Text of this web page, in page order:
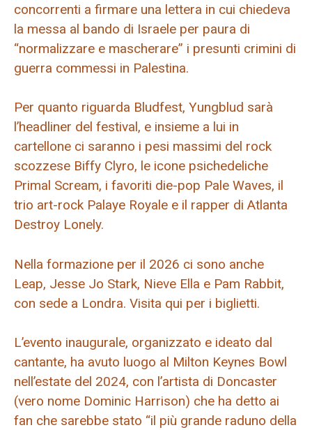
concorrenti a firmare una lettera in cui chiedeva
la messa al bando di Israele per paura di
“normalizzare e mascherare” i presunti crimini di
guerra commessi in Palestina.
Per quanto riguarda Bludfest, Yungblud sarà
l’headliner del festival, e insieme a lui in
cartellone ci saranno i pesi massimi del rock
scozzese Biffy Clyro, le icone psichedeliche
Primal Scream, i favoriti die-pop Pale Waves, il
trio art-rock Palaye Royale e il rapper di Atlanta
Destroy Lonely.
Nella formazione per il 2026 ci sono anche
Leap, Jesse Jo Stark, Nieve Ella e Pam Rabbit,
con sede a Londra. Visita qui per i biglietti.
L’evento inaugurale, organizzato e ideato dal
cantante, ha avuto luogo al Milton Keynes Bowl
nell’estate del 2024, con l’artista di Doncaster
(vero nome Dominic Harrison) che ha detto ai
fan che sarebbe stato “il più grande raduno della